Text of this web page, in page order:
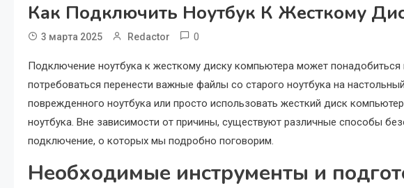
Как Подключить Ноутбук К Жесткому
3 марта 2025 Redactor 0
Подключение ноутбука к жесткому диску компьютера может
потребоваться перенести важные файлы со старого ноутбука на
поврежденного ноутбука или просто использовать жесткий диск
ноутбука. Вне зависимости от причины, существуют различные способы
подключение, о которых мы подробно поговорим.
Необходимые инструменты и